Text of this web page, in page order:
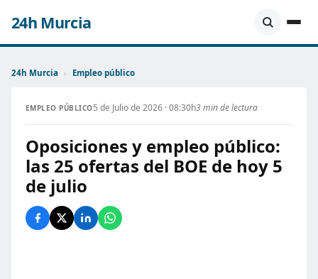
24h Murcia
24h Murcia › Empleo público
EMPLEO PÚBLICO5 de Julio de 2026 · 08:30h3 min de lectura
Oposiciones y empleo público:
las 25 ofertas del BOE de hoy 5
de julio